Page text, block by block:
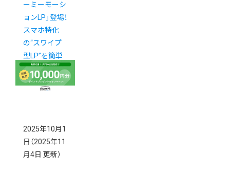
ーミーモーシ
ョンLP」登場！
スマホ特化
の“スワイプ
型LP”を簡単
に作成可能
2025年10月1
日 （2025年11
月4日 更新）